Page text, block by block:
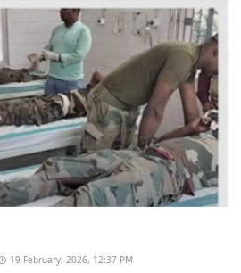
19 February, 2026, 12:37 PM